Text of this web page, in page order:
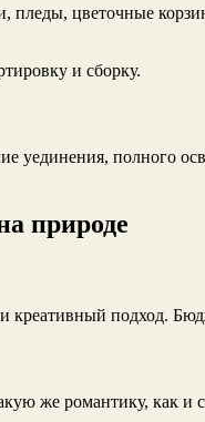
пледы, цветочные
и сборку.
уединения, полного
природе
креативный подход.
же романтику, как